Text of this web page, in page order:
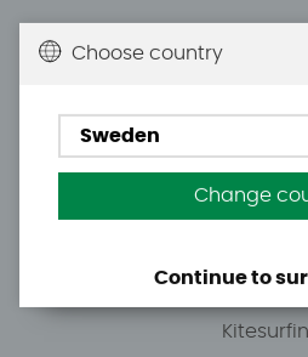
Du kan hämta ordrar efter
E-post:
Choose country
Sweden
Change
Continue to